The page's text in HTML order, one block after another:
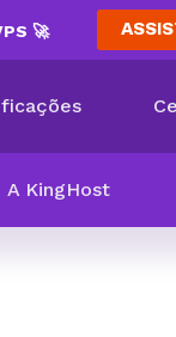
🚀
A KingHost